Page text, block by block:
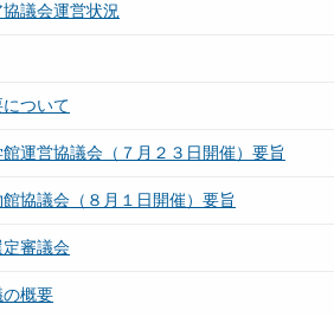
議会運営状況
ついて
運営協議会（７月２３日開催）要旨
協議会（８月１日開催）要旨
審議会
概要